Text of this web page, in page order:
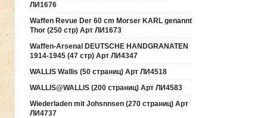
ЛИ1676
Waffen Revue Der 60 cm Morser KARL genannt
Thor (250 стр) Арт ЛИ1673
Waffen-Arsenal DEUTSCHE HANDGRANATEN
1914-1945 (47 стр) Арт ЛИ4347
WALLIS Wallis (50 страниц) Арт ЛИ4518
WALLIS@WALLIS (200 страниц) Арт ЛИ4583
Wiederladen mit Johsnnsen (270 страниц) Арт
ЛИ4737